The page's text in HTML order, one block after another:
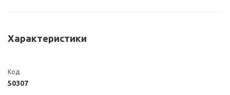
Характеристики
Код
50307